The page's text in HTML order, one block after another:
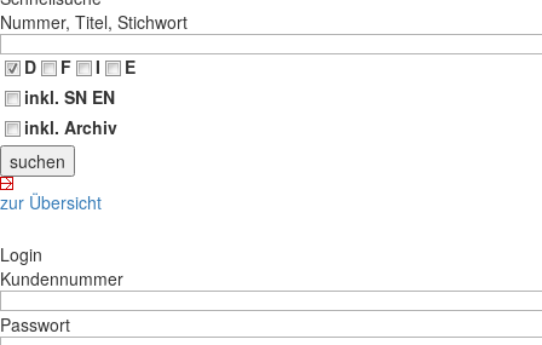
Nummer, Titel, Stichwort
D
F I
E
inkl. SN EN
inkl. Archiv
zur Übersicht
Login
Kundennummer
Passwort